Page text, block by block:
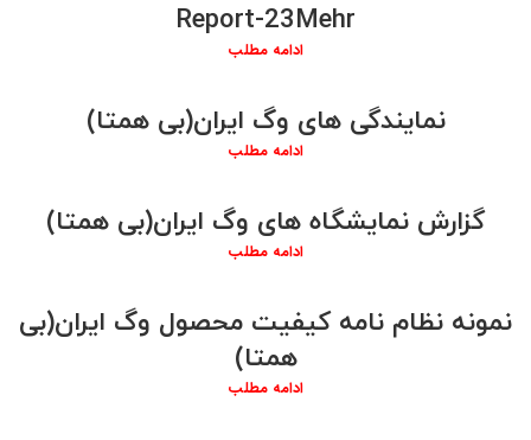
Report-23Mehr
ادامه مطلب
نمایندگی های وگ ایران(بی همتا)
ادامه مطلب
گزارش نمایشگاه های وگ ایران(بی همتا)
ادامه مطلب
نمونه نظام نامه کیفیت محصول وگ ایران(بی
همتا)
ادامه مطلب